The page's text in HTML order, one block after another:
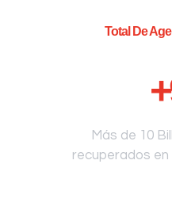
Total De
+
Más de 10
recuperados en